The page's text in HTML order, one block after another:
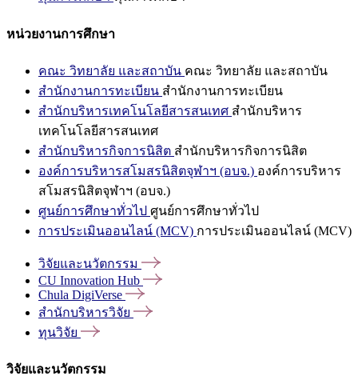
หน่วยงานการศึกษา
คณะ วิทยาลัย และสถาบัน คณะ วิทยาลัย และสถาบัน
สำนักงานการทะเบียน สำนักงานการทะเบียน
สำนักบริหารเทคโนโลยีสารสนเทศ สำนักบริหาร
เทคโนโลยีสารสนเทศ
สำนักบริหารกิจการนิสิต สำนักบริหารกิจการนิสิต
องค์การบริหารสโมสรนิสิตจุฬาฯ (อบจ.) องค์การบริหาร
สโมสรนิสิตจุฬาฯ (อบจ.)
ศูนย์การศึกษาทั่วไป ศูนย์การศึกษาทั่วไป
การประเมินออนไลน์ (MCV) การประเมินออนไลน์ (MCV)
วิจัยและนวัตกรรม
CU Innovation Hub
Chula DigiVerse
สำนักบริหารวิจัย
ทุนวิจัย
วิจัยและนวัตกรรม